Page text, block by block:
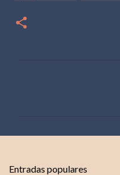
Entradas populares